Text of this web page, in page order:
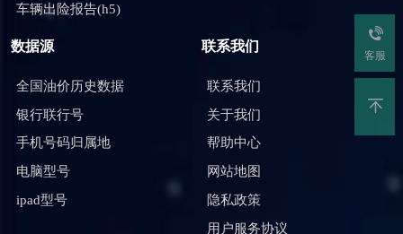
车辆出险报告(h5)
数据源
全国油价历史数据
银行联行号
手机号码归属地
电脑型号
ipad型号
联系我们
联系我们
关于我们
帮助中心
网站地图
隐私政策
用户服务协议
客服